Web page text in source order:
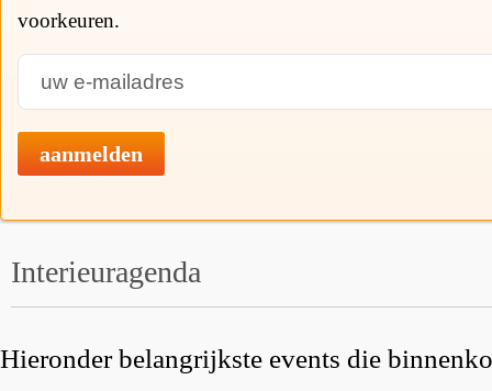
voorkeuren.
aanmelden
Interieuragenda
Hieronder belangrijkste events die